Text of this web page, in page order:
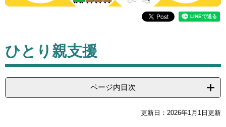
文
ひとり親支援
ページ内目次
更新日：2026年1月1日更新